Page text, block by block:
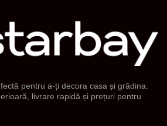
pentru a-ți decora casa și grădina.
livrare rapidă și prețuri pentru